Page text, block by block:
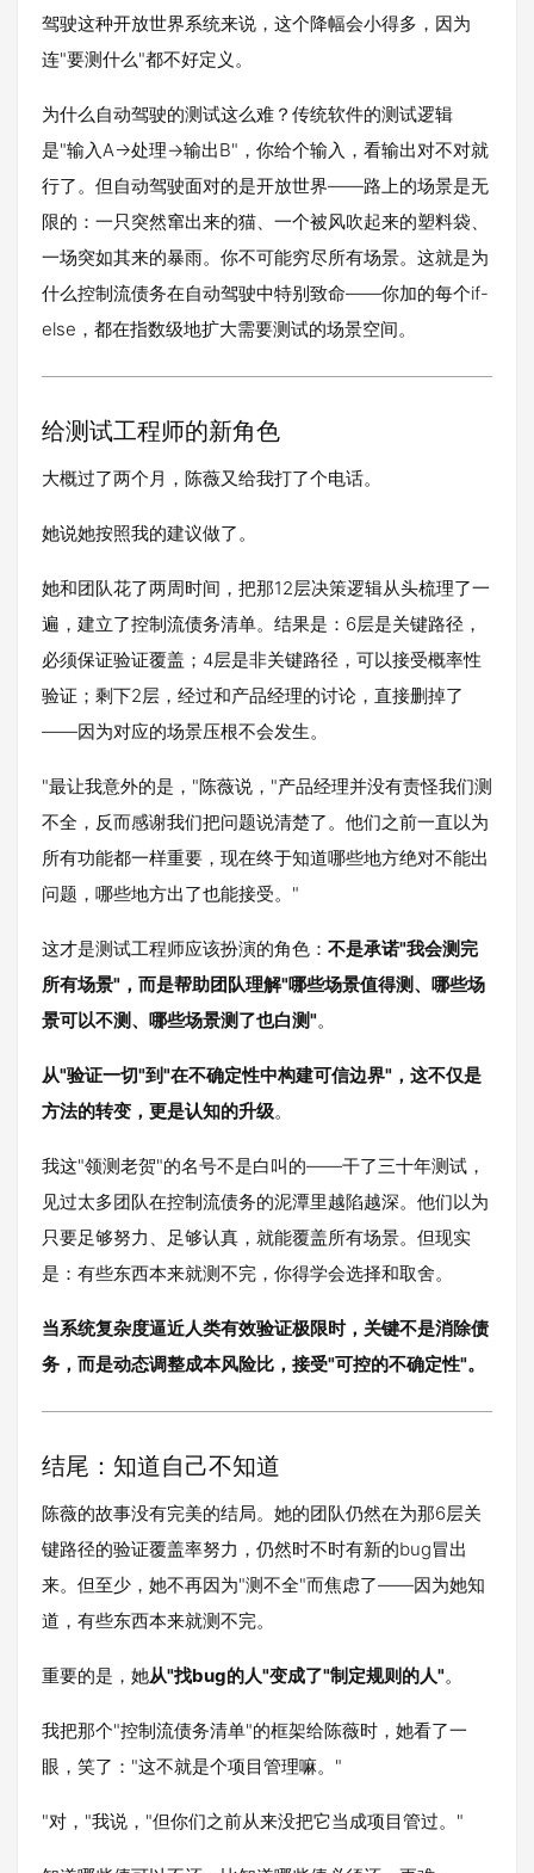
驾驶这种开放世界系统来说，这个降幅会小得多，因为
连"要测什么"都不好定义。
为什么自动驾驶的测试这么难？传统软件的测试逻辑
是"输入A→处理→输出B"，你给个输入，看输出对不对就
行了。但自动驾驶面对的是开放世界——路上的场景是无
限的：一只突然窜出来的猫、一个被风吹起来的塑料袋、
一场突如其来的暴雨。你不可能穷尽所有场景。这就是为
什么控制流债务在自动驾驶中特别致命——你加的每个if-
else，都在指数级地扩大需要测试的场景空间。
给测试工程师的新角色
大概过了两个月，陈薇又给我打了个电话。
她说她按照我的建议做了。
她和团队花了两周时间，把那12层决策逻辑从头梳理了一
遍，建立了控制流债务清单。结果是：6层是关键路径，
必须保证验证覆盖；4层是非关键路径，可以接受概率性
验证；剩下2层，经过和产品经理的讨论，直接删掉了
——因为对应的场景压根不会发生。
"最让我意外的是，"陈薇说，"产品经理并没有责怪我们测
不全，反而感谢我们把问题说清楚了。他们之前一直以为
所有功能都一样重要，现在终于知道哪些地方绝对不能出
问题，哪些地方出了也能接受。"
这才是测试工程师应该扮演的角色： 不是承诺"我会测完
所有场景"，而是帮助团队理解"哪些场景值得测、哪些场
景可以不测、哪些场景测了也白测"。
从"验证一切"到"在不确定性中构建可信边界"，这不仅是
方法的转变，更是认知的升级。
我这"领测老贺"的名号不是白叫的——干了三十年测试，
见过太多团队在控制流债务的泥潭里越陷越深。他们以为
只要足够努力、足够认真，就能覆盖所有场景。但现实
是：有些东西本来就测不完，你得学会选择和取舍。
当系统复杂度逼近人类有效验证极限时，关键不是消除债
务，而是动态调整成本风险比，接受"可控的不确定性"。
结尾：知道自己不知道
陈薇的故事没有完美的结局。她的团队仍然在为那6层关
键路径的验证覆盖率努力，仍然时不时有新的bug冒出
来。但至少，她不再因为"测不全"而焦虑了——因为她知
道，有些东西本来就测不完。
重要的是，她从"找bug的人"变成了"制定规则的人"。
我把那个"控制流债务清单"的框架给陈薇时，她看了一
眼，笑了："这不就是个项目管理嘛。"
"对，"我说，"但你们之前从来没把它当成项目管过。"